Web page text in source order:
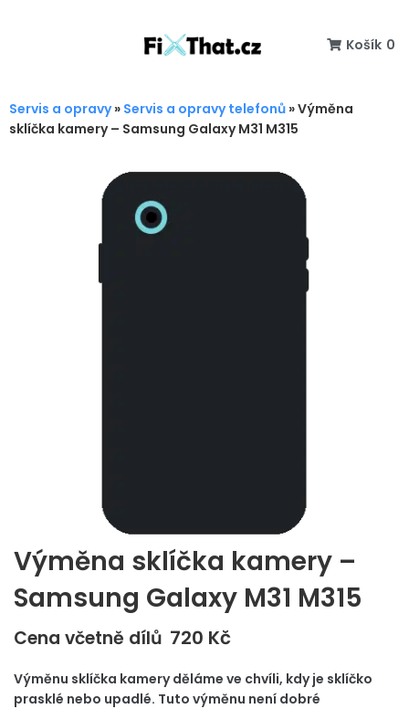
Košík 0
Servis a opravy» Servis a opravy telefonů »Výměna
sklíčka kamery – Samsung Galaxy M31 M315
Výměna sklíčka kamery –
Samsung Galaxy M31 M315
Cena včetně dílů 720 Kč
Výměnu sklíčka kamery děláme ve chvíli, kdy je sklíčko
prasklé nebo upadlé. Tuto výměnu není dobré